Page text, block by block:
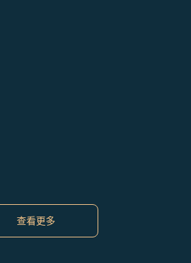
查看更多